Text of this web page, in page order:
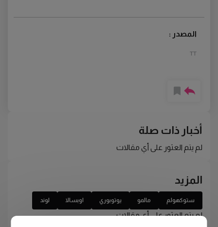
المصدر :
TT
أخبار ذات صلة
لم يتم العثور على أي مقالات
المزيد
ستوكهولم مالمو يوتوبوري اوبسالا لوند
لم يتم العثور على أي مقالات